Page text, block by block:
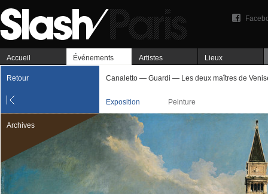
Accueil Événements Artistes Lieux
Retour Canaletto — Guardi — Les deux maîtres de
Exposition Peinture
Archives